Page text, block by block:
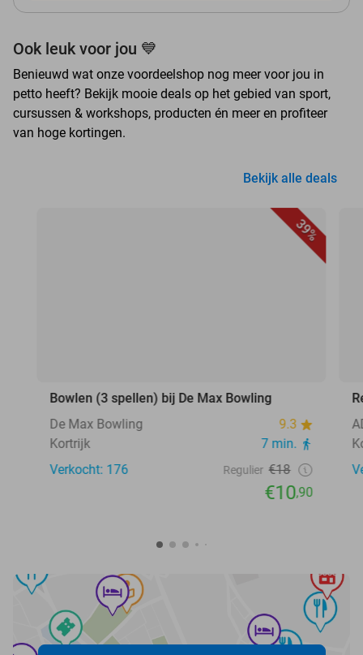
Ook leuk voor jou 💙
Benieuwd wat onze voordeelshop nog meer voor jou in
petto heeft? Bekijk mooie deals op het gebied van sport,
cursussen & workshops, producten én meer en profiteer
van hoge kortingen.
Bekijk alle deals
39%
Bowlen (3 spellen) bij De Max Bowling
De Max Bowling
9.3
Kortrijk
7 min.
Verkocht: 176
Regulier €18
€10,90